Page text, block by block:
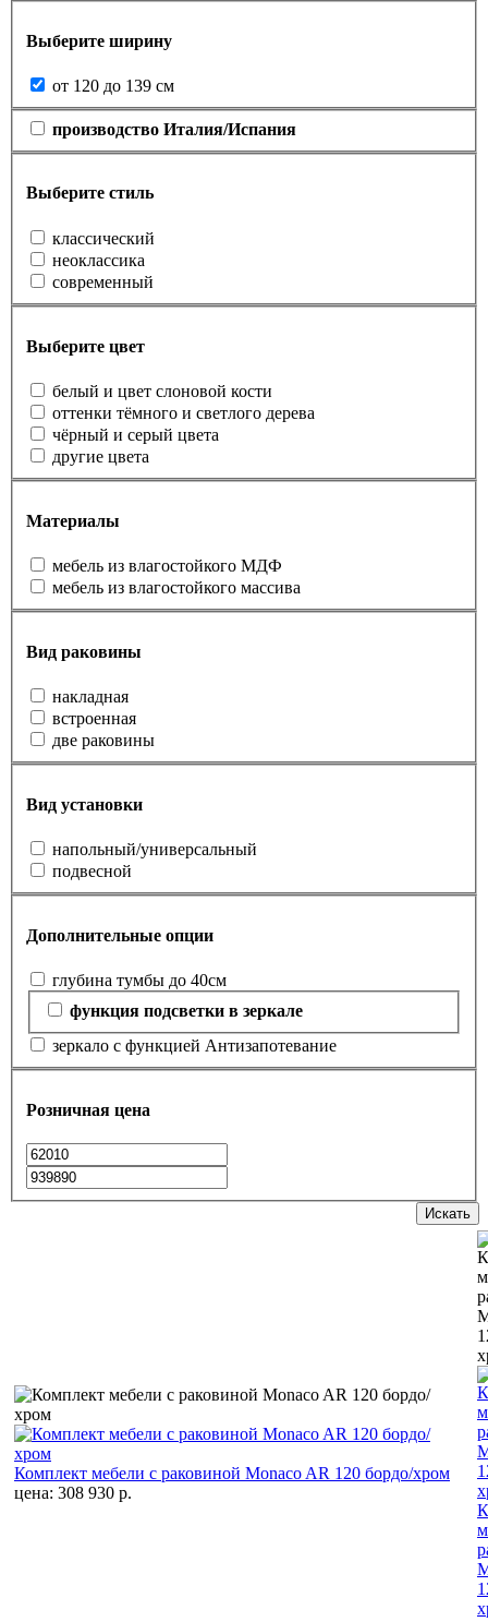
Выберите ширину
от 120 до 139 см
производство Италия/Испания
Выберите стиль
классический
неоклассика
современный
Выберите цвет
белый и цвет слоновой кости
оттенки тёмного и светлого дерева
чёрный и серый цвета
другие цвета
Материалы
мебель из влагостойкого МДФ
мебель из влагостойкого массива
Вид раковины
накладная
встроенная
две раковины
Вид установки
напольный/универсальный
подвесной
Дополнительные опции
глубина тумбы до 40см
функция подсветки в зеркале
зеркало с функцией Антизапотевание
Розничная цена
Искать
Комплект мебели с раковиной Monaco AR 120 бордо/хром
цена: 308 930 р.